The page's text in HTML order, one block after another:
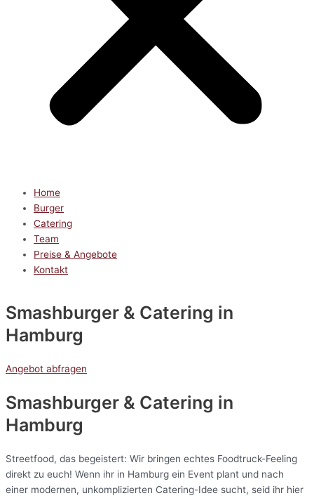
Home
Burger
Catering
Team
Preise & Angebote
Kontakt
Smashburger & Catering in
Hamburg
Angebot abfragen
Smashburger & Catering in
Hamburg
Streetfood, das begeistert: Wir bringen echtes Foodtruck-Feeling
direkt zu euch! Wenn ihr in Hamburg ein Event plant und nach
einer modernen, unkomplizierten Catering-Idee sucht, seid ihr hier